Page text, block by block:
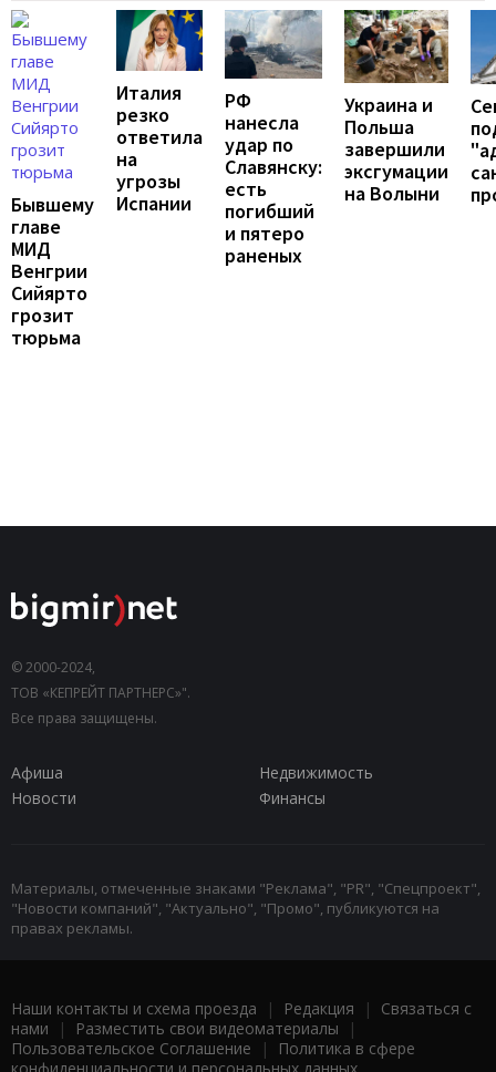
Бывшему
главе
МИД
Венгрии
Сийярто
грозит
тюрьма
Италия
резко
ответила
на
угрозы
Испании
РФ
нанесла
удар по
Славянску:
есть
погибший
и пятеро
раненых
Украина и
Польша
завершили
эксгумации
на Волыни
© 2000-2024,
ТОВ «КЕПРЕЙТ ПАРТНЕРС»".
Все права защищены.
Афиша
Недвижимость
Новости
Финансы
Материалы, отмеченные знаками "Реклама", "PR", "Спецпроект",
"Новости компаний", "Актуально", "Промо", публикуются на
правах рекламы.
Наши контакты и схема проезда | Редакция | Связаться с
нами | Разместить свои видеоматериалы |
Пользовательское Соглашение |
Политика в сфере